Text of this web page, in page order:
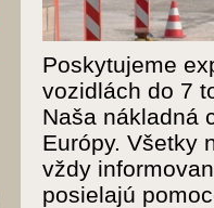
Poskytujeme
vozidlách do 7
Naša nákladná
Európy. Všetky
vždy
posielajú